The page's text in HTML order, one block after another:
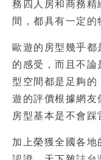
務四人房和商務精
間，都具有一定的
歐遊的房型幾乎
的感受，而且不
型空間都是足夠的
遊的評價根據網友
房型基本是不會踩
加上榮獲全國各地